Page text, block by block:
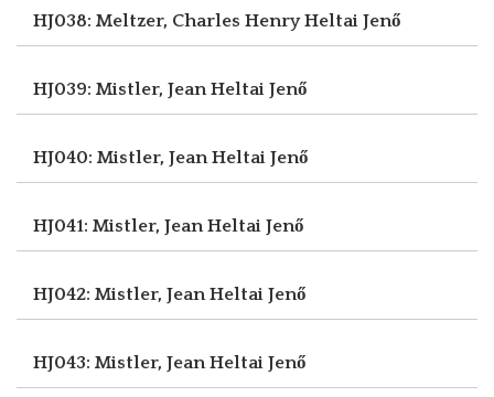
HJ038: Meltzer, Charles HenryHeltai Jenő
HJ039: Mistler, JeanHeltai Jenő
HJ040: Mistler, JeanHeltai Jenő
HJ041: Mistler, JeanHeltai Jenő
HJ042: Mistler, JeanHeltai Jenő
HJ043: Mistler, JeanHeltai Jenő